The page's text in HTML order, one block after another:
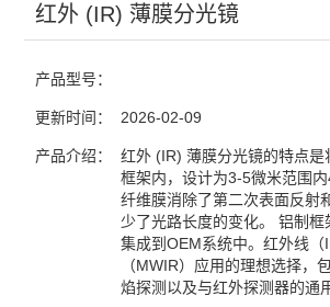
合束镜
窗口片
棱镜
红外 (IR) 薄膜分光镜
产品型号：
更新时间： 2026-02-09
产品介绍：
红外 (IR) 薄膜分光镜的特点
框架内，设计为3-5微米范围
纤维膜消除了第二次表面反射
少了光路长度的变化。 铝制
集成到OEM系统中。红外线
（MWIR）应用的理想选择，
焰探测以及与红外探测器的通